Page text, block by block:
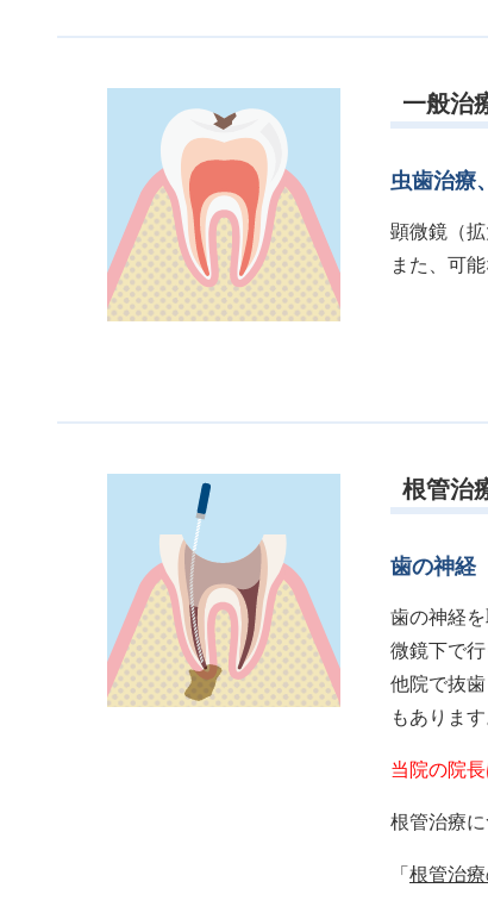
一般治
虫歯治療
顕微鏡（
また、可
根管治
歯の神経
歯の神経
微鏡下で行
他院で抜
もあります
当院の院
根管治療
「根管治